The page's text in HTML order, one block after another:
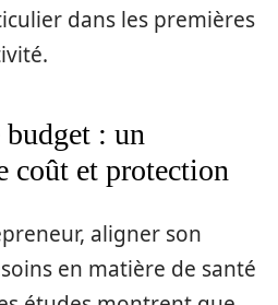
dans les premières
: un
coût et protection
aligner son
en matière de santé